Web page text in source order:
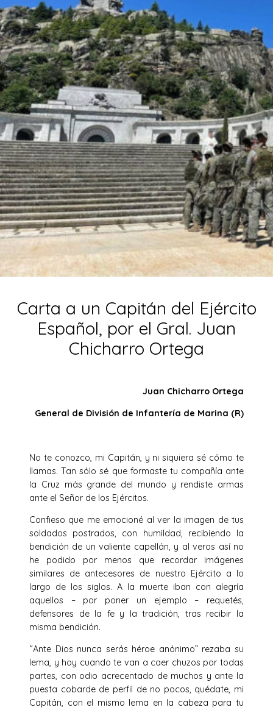
Carta a un Capitán del Ejército
Español, por el Gral. Juan
Chicharro Ortega
Juan Chicharro Ortega
General de División de Infantería de Marina (R)
No te conozco, mi Capitán, y ni siquiera sé cómo te
llamas. Tan sólo sé que formaste tu compañía ante
la Cruz más grande del mundo y rendiste armas
ante el Señor de los Ejércitos.
Confieso que me emocioné al ver la imagen de tus
soldados postrados, con humildad, recibiendo la
bendición de un valiente capellán, y al veros así no
he podido por menos que recordar imágenes
similares de antecesores de nuestro Ejército a lo
largo de los siglos. A la muerte iban con alegría
aquellos – por poner un ejemplo – requetés,
defensores de la fe y la tradición, tras recibir la
misma bendición.
“Ante Dios nunca serás héroe anónimo” rezaba su
lema, y hoy cuando te van a caer chuzos por todas
partes, con odio acrecentado de muchos y ante la
puesta cobarde de perfil de no pocos, quédate, mi
Capitán, con el mismo lema en la cabeza para tu